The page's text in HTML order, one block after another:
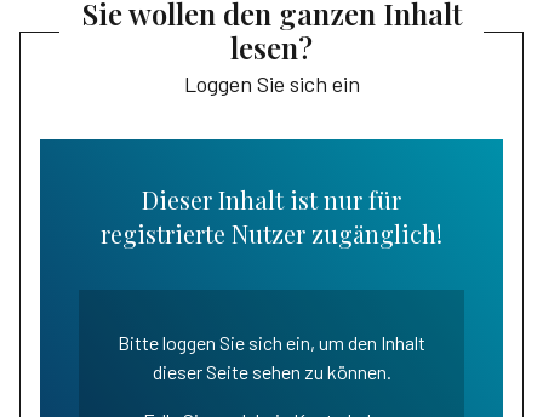
Sie wollen den ganzen Inhalt
lesen?
Loggen Sie sich ein
Dieser Inhalt ist nur für
registrierte Nutzer zugänglich!
Bitte loggen Sie sich ein, um den Inhalt
dieser Seite sehen zu können.